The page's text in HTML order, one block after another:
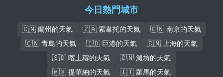
今日熱門城市
🇨🇳 蘭州的天氣 🇿🇦 索韋托的天氣
🇨🇳 南京的天氣
🇨🇳 青島的天氣
🇮🇩 巨港的天氣
🇨🇳 上海的天氣
🇸🇩 喀土穆的天氣
🇨🇳 濰坊的天氣
🇲🇽 提華納的天氣
🇮🇹 羅馬的天氣